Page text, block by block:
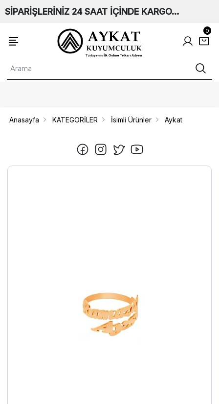
SİPARİŞLERİNİZ 24 SAAT İÇİNDE KARGO…
0
Anasayfa KATEGORİLER İsimli Ürünler Aykat